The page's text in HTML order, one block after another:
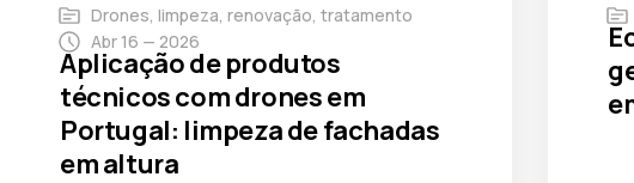
Drones, limpeza, renovação, tratamento
Abr 16 — 2026
Aplicação de produtos
técnicos com drones em
Portugal: limpeza de fachadas
em altura